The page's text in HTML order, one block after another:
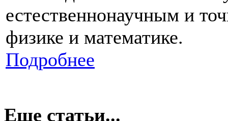
естественнонаучным и
физике и математике.
Подробнее
Еще статьи...